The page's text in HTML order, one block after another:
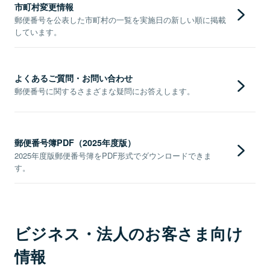
市町村変更情報
郵便番号を公表した市町村の一覧を実施日の新しい順に掲載
しています。
よくあるご質問・お問い合わせ
郵便番号に関するさまざまな疑問にお答えします。
郵便番号簿PDF（2025年度版）
2025年度版郵便番号簿をPDF形式でダウンロードできま
す。
ビジネス・法人のお客さま向け
情報